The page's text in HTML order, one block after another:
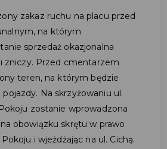
zakaz ruchu na placu przed
na którym
sprzedaż okazjonalna
zniczy. Przed cmentarzem
teren, na którym będzie
Na skrzyżowaniu ul.
zostanie wprowadzona
obowiązku skrętu w prawo
i wjeżdżając na ul. Cichą.